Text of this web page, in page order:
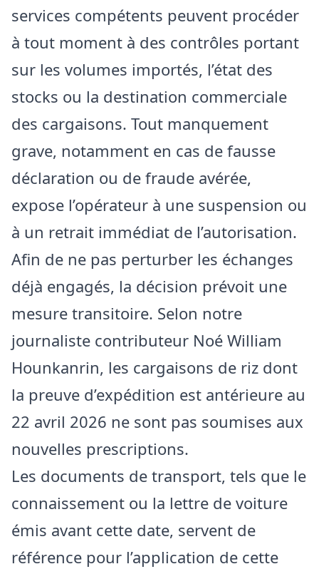
services compétents peuvent procéder
à tout moment à des contrôles portant
sur les volumes importés, l’état des
stocks ou la destination commerciale
des cargaisons. Tout manquement
grave, notamment en cas de fausse
déclaration ou de fraude avérée,
expose l’opérateur à une suspension ou
à un retrait immédiat de l’autorisation.
Afin de ne pas perturber les échanges
déjà engagés, la décision prévoit une
mesure transitoire. Selon notre
journaliste contributeur Noé William
Hounkanrin, les cargaisons de riz dont
la preuve d’expédition est antérieure au
22 avril 2026 ne sont pas soumises aux
nouvelles prescriptions.
Les documents de transport, tels que le
connaissement ou la lettre de voiture
émis avant cette date, servent de
référence pour l’application de cette